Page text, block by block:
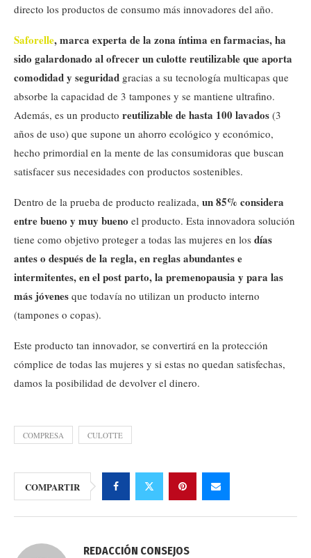
directo los productos de consumo más innovadores del año.
Saforelle, marca experta de la zona íntima en farmacias, ha
sido galardonado al ofrecer un culotte reutilizable que aporta
comodidad y seguridad gracias a su tecnología multicapas que
absorbe la capacidad de 3 tampones y se mantiene ultrafino.
Además, es un producto reutilizable de hasta 100 lavados (3
años de uso) que supone un ahorro ecológico y económico,
hecho primordial en la mente de las consumidoras que buscan
satisfacer sus necesidades con productos sostenibles.
Dentro de la prueba de producto realizada, un 85% considera
entre bueno y muy bueno el producto. Esta innovadora solución
tiene como objetivo proteger a todas las mujeres en los días
antes o después de la regla, en reglas abundantes e
intermitentes, en el post parto, la premenopausia y para las
más jóvenes que todavía no utilizan un producto interno
(tampones o copas).
Este producto tan innovador, se convertirá en la protección
cómplice de todas las mujeres y si estas no quedan satisfechas,
damos la posibilidad de devolver el dinero.
COMPRESA CULOTTE
COMPARTIR
REDACCIÓN CONSEJOS